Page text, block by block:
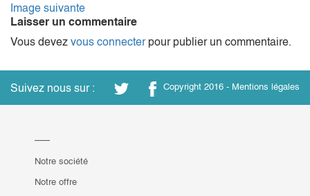
Image suivante
Laisser un commentaire
Vous devez vous connecterpour publier un commentaire.
Suivez nous sur : Copyright 2016 - Mentions légales
Notre société
Notre offre